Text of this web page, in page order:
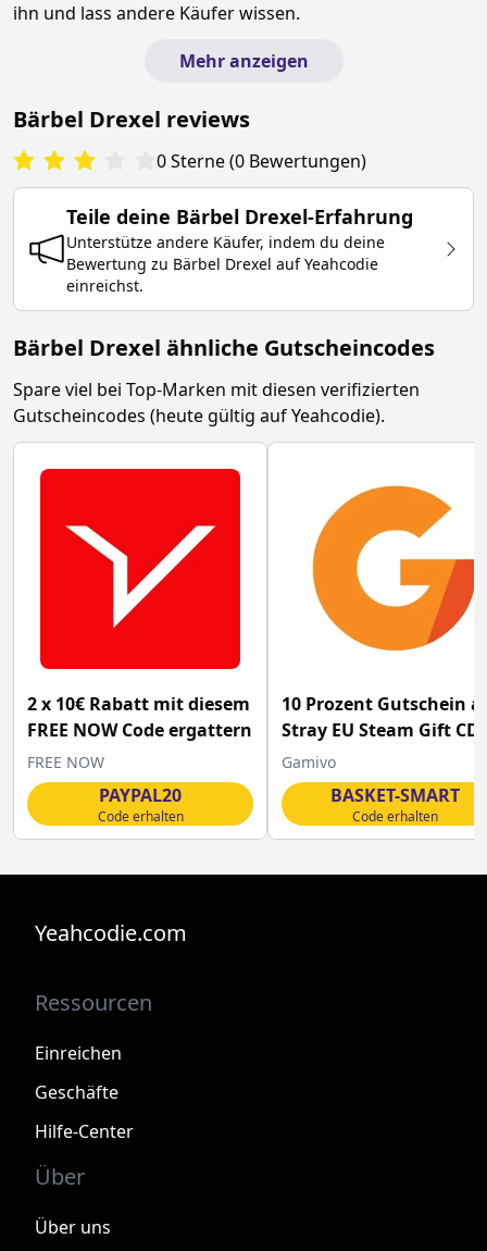
ihn und lass andere Käufer wissen.
Mehr anzeigen
Bärbel Drexel reviews
0Sterne(0 Bewertungen)
Teile deine Bärbel Drexel-Erfahrung
Unterstütze andere Käufer, indem du deine
Bewertung zu Bärbel Drexel auf Yeahcodie
einreichst.
Bärbel Drexel ähnliche Gutscheincodes
Spare viel bei Top-Marken mit diesen verifizierten
Gutscheincodes (heute gültig auf Yeahcodie).
2 x 10€ Rabatt mit diesem
FREE NOW Code ergattern
FREE NOW
PAYPAL20
Code erhalten
10 Prozent Gutschein
Stray EU Steam Gift CD-
Schlüssel bei Gamivo
Gamivo
BASKET-SMART
Code erhalten
Yeahcodie.com
Ressourcen
Einreichen
Geschäfte
Hilfe-Center
Über
Über uns